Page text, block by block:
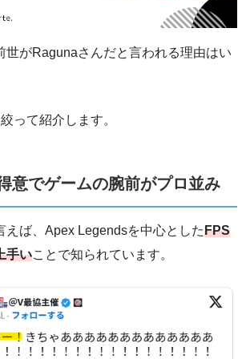
世がRagunaさんだと言われる理由はい
って紹介します。
意でゲームの腕前がプロ並み
えば、Apex Legendsを中心としたFPS
手いことで知られています。